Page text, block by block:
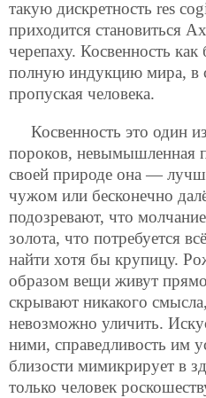
такую дискретность res
приходится становиться
черепаху. Косвенность
полную индукцию мира, в
пропуская человека.
Косвенность это один
пороков, невымышленная
своей природе она —
чужом или бесконечно
подозревают, что
золота, что потребуется
найти хотя бы крупицу.
образом вещи живут
скрывают никакого
невозможно уличить.
ними, справедливость им
близости мимикрирует в
только человек